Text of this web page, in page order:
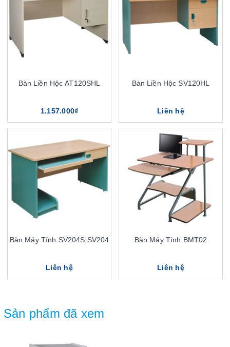
Bàn Liền Hộc AT120SHL
1.157.000₫
Bàn Liền Hộc SV120HL
Liên hệ
Bàn Máy Tính SV204S,SV204
Liên hệ
Bàn Máy Tính BMT02
Liên hệ
Sản phẩm đã xem